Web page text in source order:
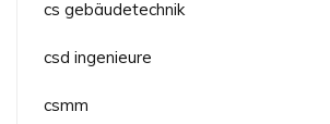
cs gebäudetechnik
csd ingenieure
csmm